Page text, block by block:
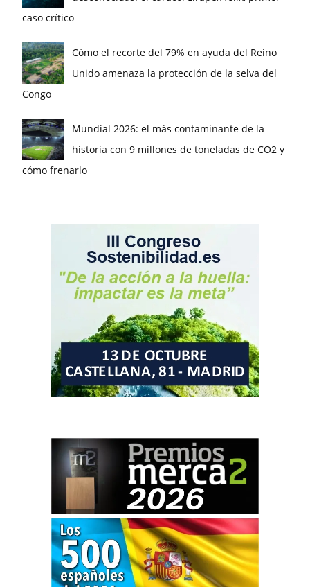
caso crítico
Cómo el recorte del 79% en ayuda del Reino
Unido amenaza la protección de la selva del
Congo
Mundial 2026: el más contaminante de la
historia con 9 millones de toneladas de CO2 y
cómo frenarlo